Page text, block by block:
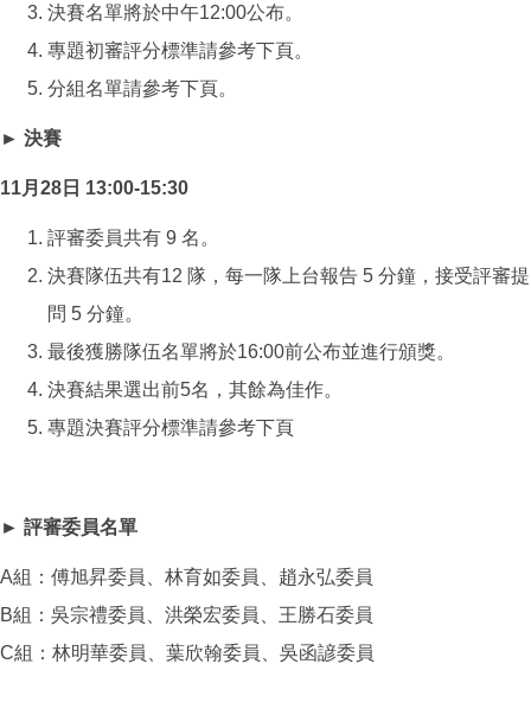
決賽名單將於中午12:00公布。
專題初審評分標準請參考下頁。
分組名單請參考下頁。
► 決賽
11月28日 13:00-15:30
評審委員共有 9 名。
決賽隊伍共有12 隊，每一隊上台報告 5 分鐘，接受評審提
問 5 分鐘。
最後獲勝隊伍名單將於16:00前公布並進行頒獎。
決賽結果選出前5名，其餘為佳作。
專題決賽評分標準請參考下頁
► 評審委員名單
A組：傅旭昇委員、林育如委員、趙永弘委員
B組：吳宗禮委員、洪榮宏委員、王勝石委員
C組：林明華委員、葉欣翰委員、吳函諺委員